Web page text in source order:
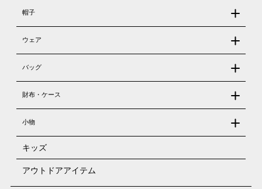
帽子
ウェア
バッグ
財布・ケース
小物
キッズ
アウトドアアイテム